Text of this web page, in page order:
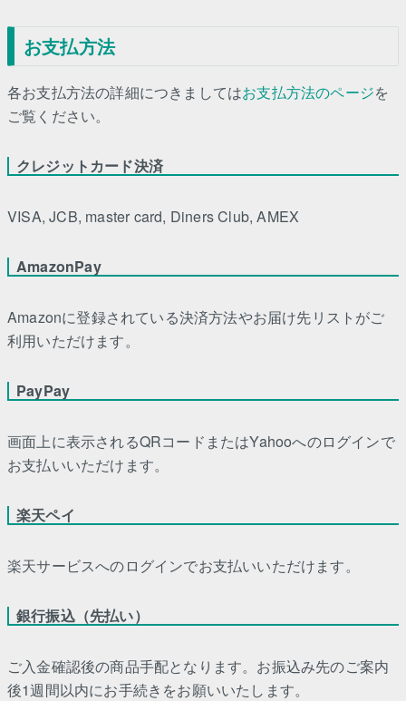
お支払方法
各お支払方法の詳細につきましてはお支払方法のページを
ご覧ください。
クレジットカード決済
VISA, JCB, master card, Diners Club, AMEX
AmazonPay
Amazonに登録されている決済方法やお届け先リストがご
利用いただけます。
PayPay
画面上に表示されるQRコードまたはYahooへのログインで
お支払いいただけます。
楽天ペイ
楽天サービスへのログインでお支払いいただけます。
銀行振込（先払い）
ご入金確認後の商品手配となります。お振込み先のご案内
後1週間以内にお手続きをお願いいたします。